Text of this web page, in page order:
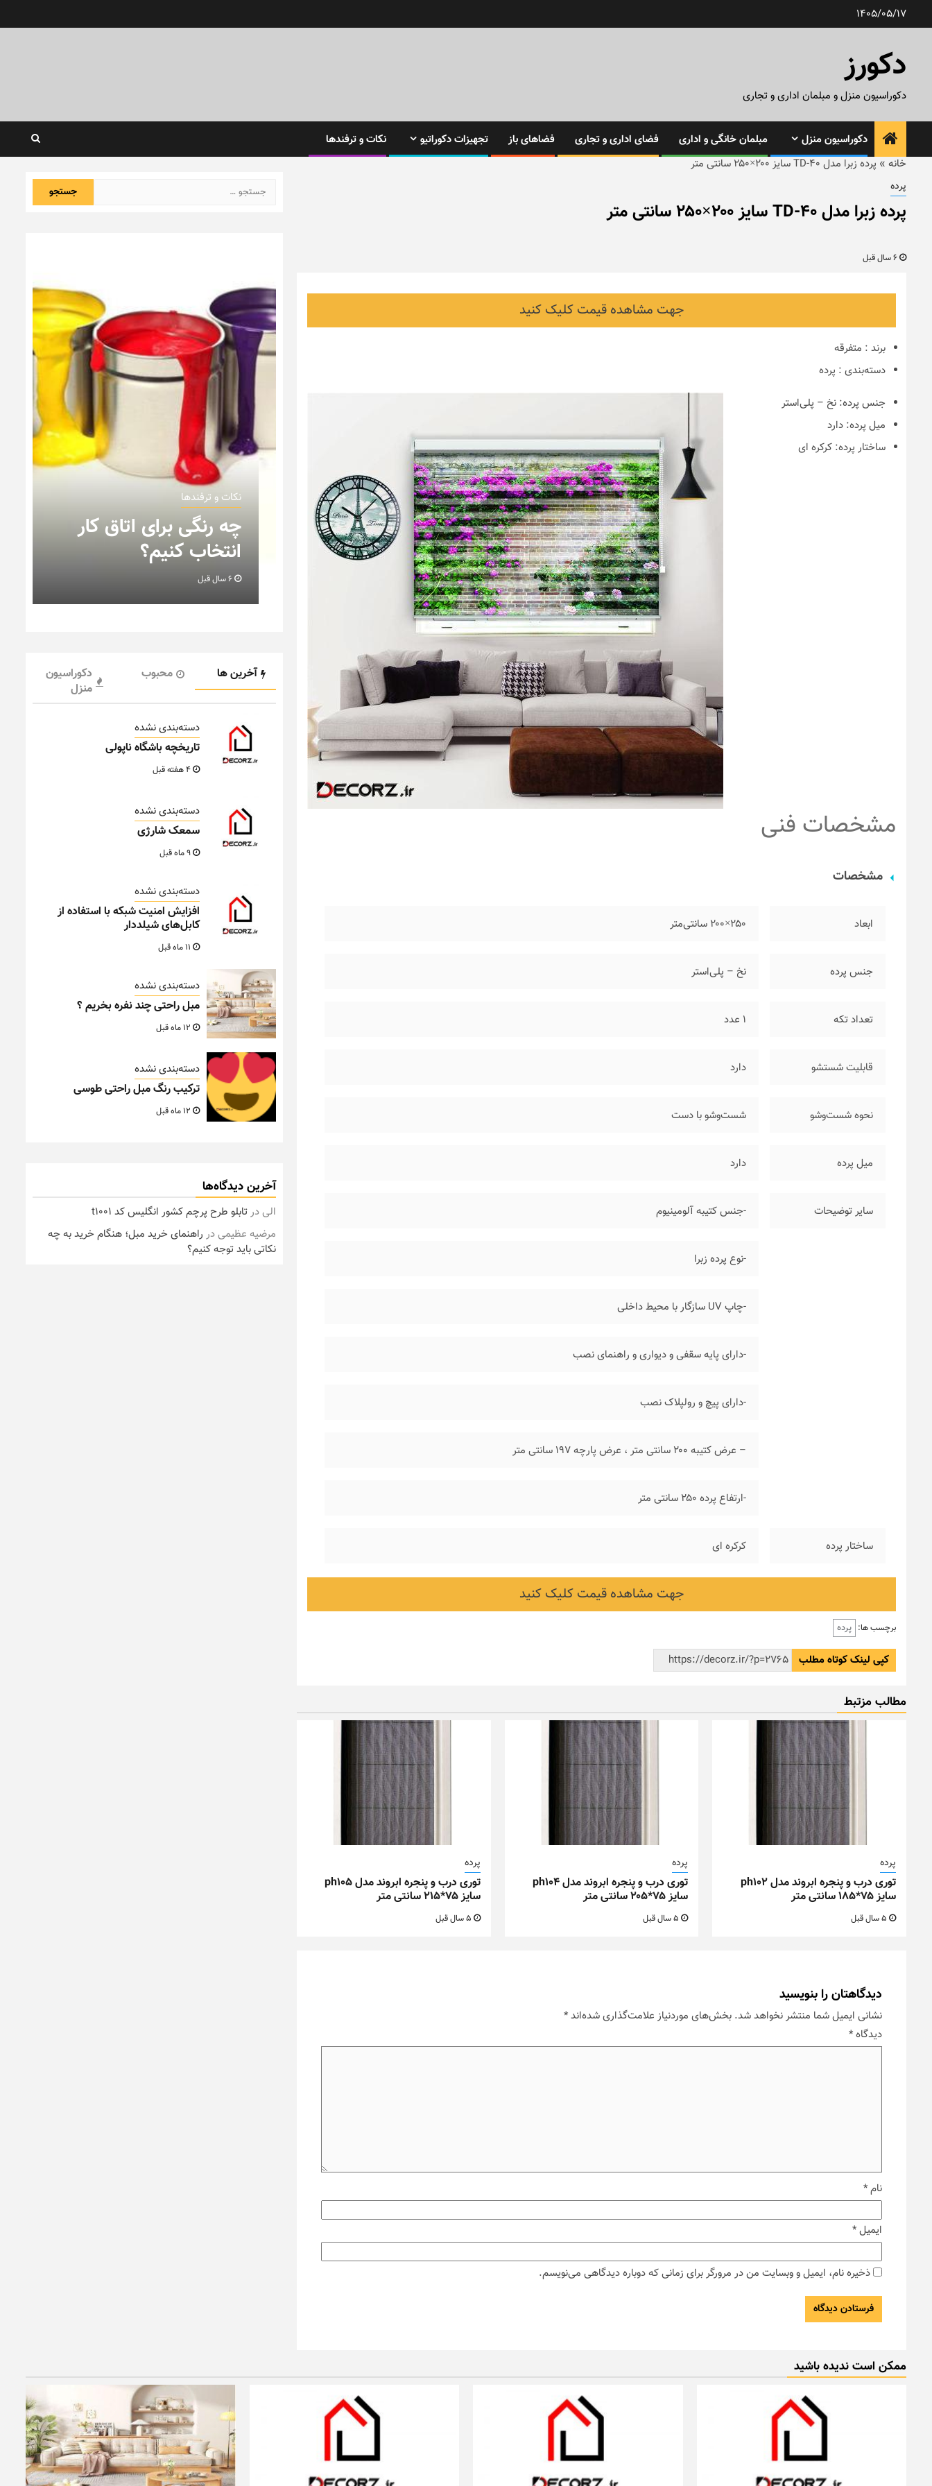
1405/05/17
دکورز
دکوراسیون منزل و مبلمان اداری و تجاری
دکوراسیون منزل مبلمان خانگی و اداری فضای اداری و تجاری فضاهای باز تجهیزات دکوراتیو
نکات و ترفندها
خانه » پرده زبرا مدل TD-40 سایز ۲۰۰×۲۵۰ سانتی متر
پرده
پرده زبرا مدل TD-40 سایز ۲۰۰×۲۵۰ سانتی متر
جهت مشاهده قیمت کلیک کنید
برند : متفرقه
دسته‌بندی : پرده
جنس پرده: نخ – پلی‌استر
میل پرده: دارد
ساختار پرده: کرکره ای
مشخصات فنی
مشخصات
ابعاد ۲۵۰×۲۰۰ سانتی‌متر
جنس پرده نخ – پلی‌استر
تعداد تکه ۱ عدد
قابلیت شستشو دارد
نحوه شست‌وشو شست‌وشو با دست
میل پرده دارد
سایر توضیحات -جنس کتیبه آلومینیوم
-نوع پرده زبرا
-چاپ UV سازگار با محیط داخلی
-دارای پایه سقفی و دیواری و راهنمای نصب
-دارای پیچ و رولپلاک نصب
– عرض کتیبه ۲۰۰ سانتی متر ، عرض پارچه ۱۹۷ سانتی متر
-ارتفاع پرده ۲۵۰ سانتی متر
ساختار پرده کرکره ای
جهت مشاهده قیمت کلیک کنید
برچسب ها: پرده
کپی لینک کوتاه مطلب
مطالب مزتبط
پرده
توری درب و پنجره ابروند مدل ph102
سایز ۷۵*۱۸۵ سانتی متر
پرده
توری درب و پنجره ابروند مدل ph104
سایز ۷۵*۲۰۵ سانتی متر
5 سال قبل
پرده
توری درب و پنجره ابروند مدل ph105
سایز ۷۵*۲۱۵ سانتی متر
دیدگاهتان را بنویسید
نشانی ایمیل شما منتشر نخواهد شد. بخش‌های موردنیاز علامت‌گذاری شده‌اند*
دیدگاه*
نام*
ایمیل*
ذخیره نام، ایمیل و وبسایت من در مرورگر برای زمانی که دوباره دیدگاهی می‌نویسم.
جستجو
برای:
نکات و ترفندها
دکوراسیون مدرن در خانه
های ایرانی
نکات و ترفندها
دکوراسیون داخلی و
چیدمان خانه (جدیدترین
ایده‌ها و عکس‌ها)
6 سال قبل
نکات و ترفندها
چه رنگی برای اتاق کار
انتخاب کنیم؟
آخرین ها محبوب
دکوراسیون
منزل
دسته‌بندی نشده
تاریخچه باشگاه ناپولی
دسته‌بندی نشده
سمعک شارژی
دسته‌بندی نشده
افزایش امنیت شبکه با استفاده از
کابل‌های شیلددار
دسته‌بندی نشده
مبل راحتی چند نفره بخریم ؟
دسته‌بندی نشده
ترکیب رنگ مبل راحتی طوسی
آخرین دیدگاه‌ها
الیدرتابلو طرح پرچم کشور انگلیس کد t1001
مرضیه عظیمیدر راهنمای خرید مبل؛ هنگام خرید به چه
نکاتی باید توجه کنیم؟
ممکن است ندیده باشید